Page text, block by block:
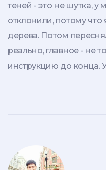
теней - это не шутка, у
отклонили, потому что
дерева. Потом
реально, главное - не
инструкцию до конца.